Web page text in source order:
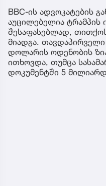
BBC-ის ადვოკატების
აუცილებელია ტრამპის
შესაფასებლად, თითქოს
მიადგა.
დოლარის ოდენობის
ითხოვდა, თუმცა
დოკუმენტში 5